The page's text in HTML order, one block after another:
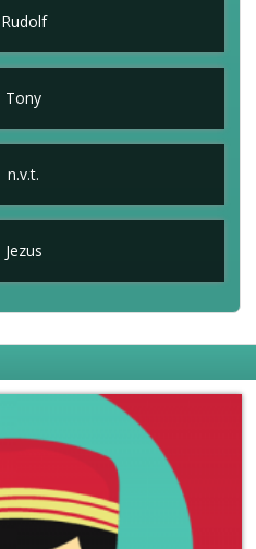
Rudolf
Tony
n.v.t.
Jezus